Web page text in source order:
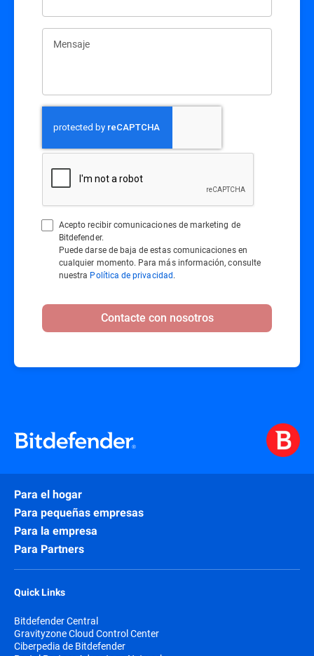
Mensaje
Acepto recibir comunicaciones de marketing de
Bitdefender.
Puede darse de baja de estas comunicaciones en
cualquier momento. Para más información, consulte
nuestra Política de privacidad.
Contacte con nosotros
Para el hogar
Para pequeñas empresas
Para la empresa
Para Partners
Quick Links
Bitdefender Central
Gravityzone Cloud Control Center
Ciberpedia de Bitdefender